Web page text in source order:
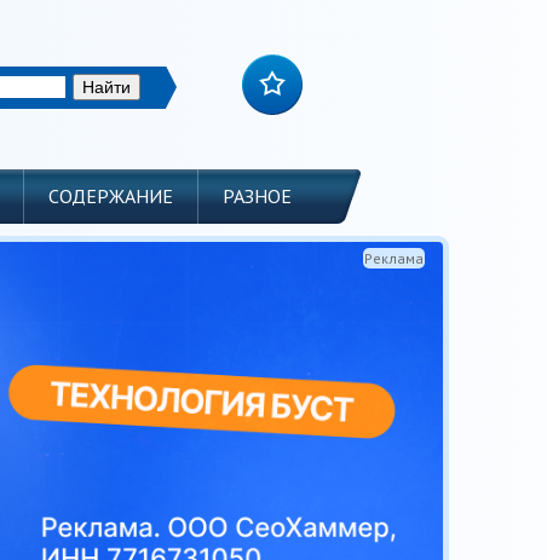
СОДЕРЖАНИЕ РАЗНОЕ
Реклама